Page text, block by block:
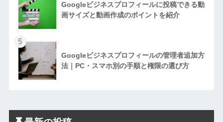
Googleビジネスプロフィールに投稿できる動
画サイズと動画作成のポイントを紹介
5
Googleビジネスプロフィールの管理者追加方
法｜PC・スマホ別の手順と権限の選び方